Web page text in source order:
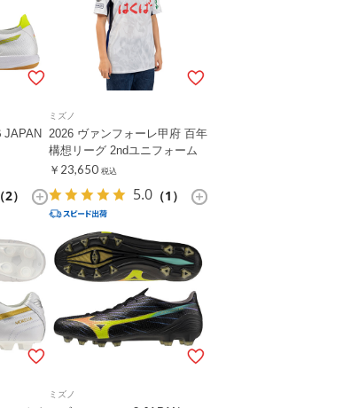
JAPAN
（2）
ミズノ
2026 ヴァンフォーレ甲府 百年
構想リーグ 2ndユニフォーム
￥23,650 税込
5.0 （1）
ミズノ